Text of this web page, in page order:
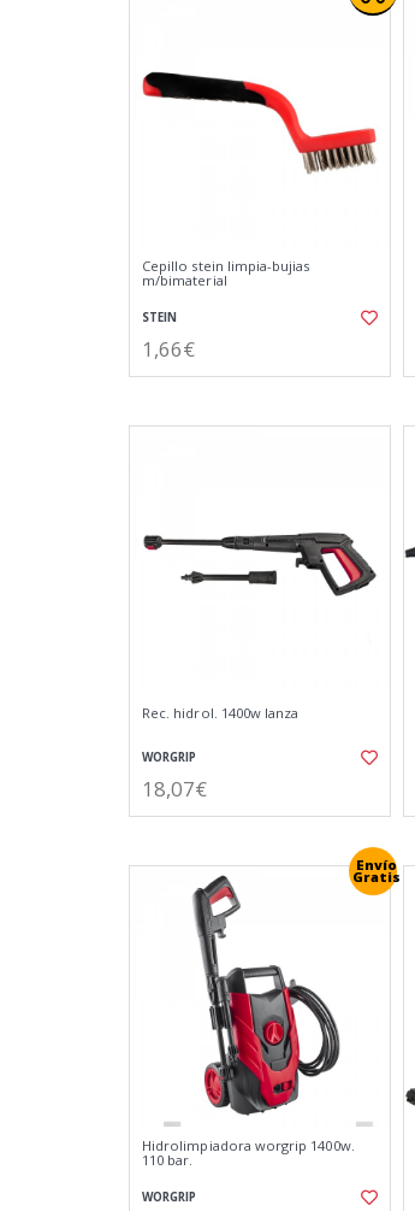
Cepillo stein limpia-bujias
m/bimaterial
STEIN
1,66€
Rec. hidrol. 1400w lanza
WORGRIP
18,07€
Envío
Gratis
Hidrolimpiadora worgrip 1400w.
110 bar.
WORGRIP